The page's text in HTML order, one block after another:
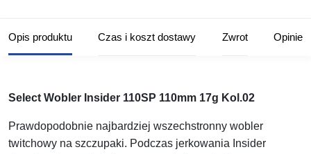
Opis produktu Czas i koszt dostawy Zwrot Opinie
Select Wobler Insider 110SP 110mm 17g Kol.02
Prawdopodobnie najbardziej wszechstronny wobler
twitchowy na szczupaki. Podczas jerkowania Insider